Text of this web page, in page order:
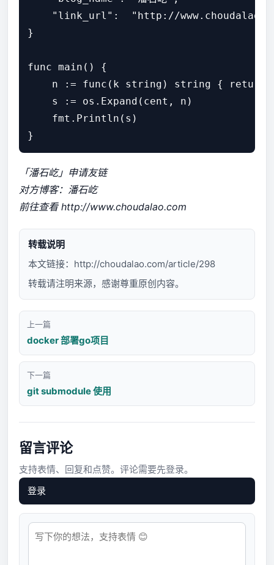
"link_url":  "http://
}
func main() {
n := func(k string) string { return
    s := os.Expand(cent, n)
    fmt.Println(s)
「潘石屹」申请友链
对方博客：潘石屹
前往查看 http://www.choudalao.com
转载说明
本文链接： http://choudalao.com/article/298
转载请注明来源，感谢尊重原创内容。
上一篇
docker 部署go项目
下一篇
git submodule 使用
留言评论
支持表情、回复和点赞。评论需要先登录。
登录